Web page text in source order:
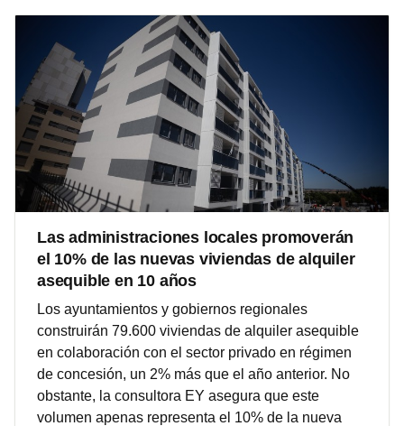
Las administraciones locales promoverán
el 10% de las nuevas viviendas de alquiler
asequible en 10 años
Los ayuntamientos y gobiernos regionales
construirán 79.600 viviendas de alquiler asequible
en colaboración con el sector privado en régimen
de concesión, un 2% más que el año anterior. No
obstante, la consultora EY asegura que este
volumen apenas representa el 10% de la nueva